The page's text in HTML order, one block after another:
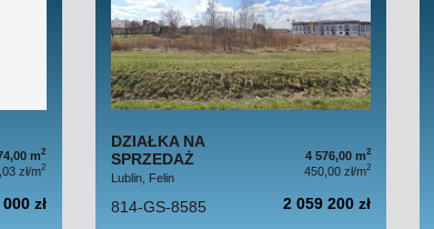
m2
zł/m2
zł
DZIAŁKA NA
SPRZEDAŻ
Lublin, Felin
4 576,00 m2
450,00 zł/m2
814-GS-8585 2 059 200 zł